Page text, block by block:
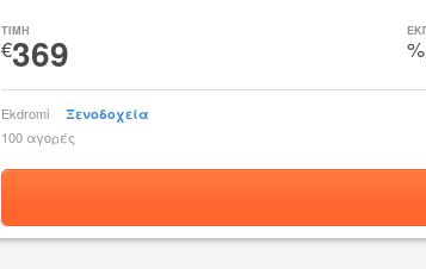
TIMH
€369 %
Ekdromi Ξενοδοχεία
100 αγορές